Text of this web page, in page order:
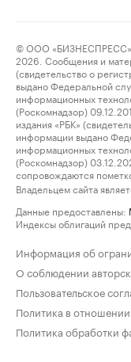
© ООО
2026. Сообщения и
(свидетельство о
выдано Федеральной
информационных
(Роскомнадзор)
издания «РБК»
информации выдано
информационных
(Роскомнадзор)
сопровождаются
Владельцем сайта
Данные предоставлены:
Индексы облигаций
Информация об
О соблюдении
Пользовательское
Политика в
Политика обработки